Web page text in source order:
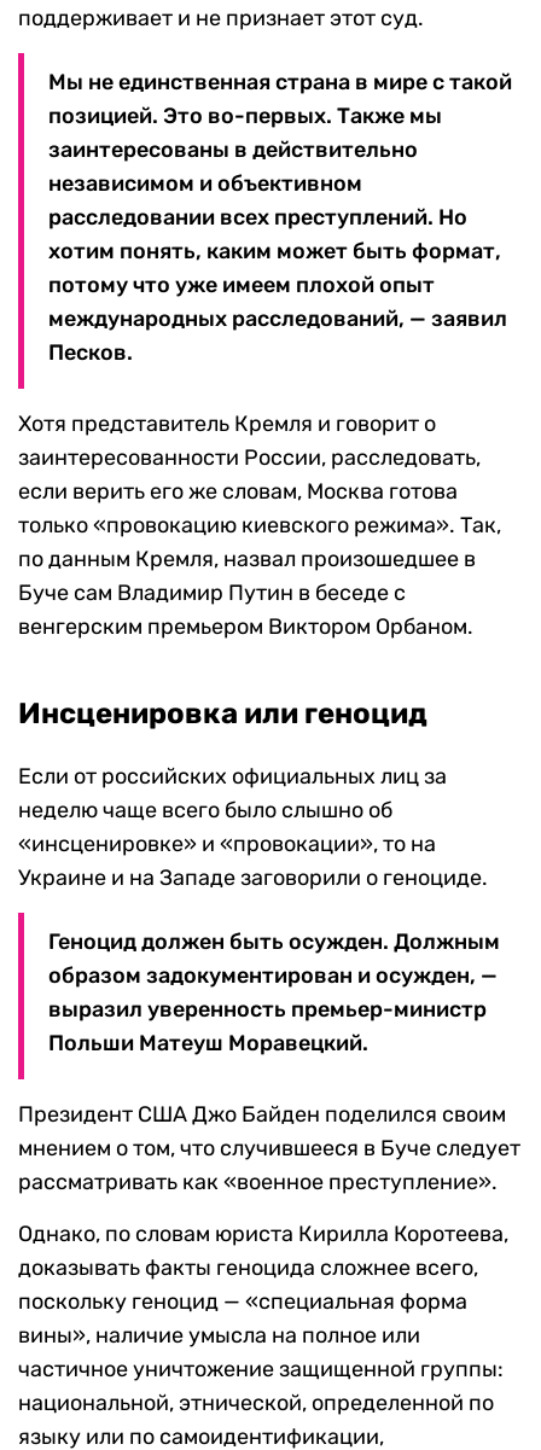
поддерживает и не признает этот суд.
Мы не единственная страна в мире с такой
позицией. Это во-первых. Также мы
заинтересованы в действительно
независимом и объективном
расследовании всех преступлений. Но
хотим понять, каким может быть формат,
потому что уже имеем плохой опыт
международных расследований, — заявил
Песков.
Хотя представитель Кремля и говорит о
заинтересованности России, расследовать,
если верить его же словам, Москва готова
только «провокацию киевского режима». Так,
по данным Кремля, назвал произошедшее в
Буче сам Владимир Путин в беседе с
венгерским премьером Виктором Орбаном.
Инсценировка или геноцид
Если от российских официальных лиц за
неделю чаще всего было слышно об
«инсценировке» и «провокации», то на
Украине и на Западе заговорили о геноциде.
Геноцид должен быть осужден. Должным
образом задокументирован и осужден, —
выразил уверенность премьер-министр
Польши Матеуш Моравецкий.
Президент США Джо Байден поделился своим
мнением о том, что случившееся в Буче следует
рассматривать как «военное преступление».
Однако, по словам юриста Кирилла Коротеева,
доказывать факты геноцида сложнее всего,
поскольку геноцид — «специальная форма
вины», наличие умысла на полное или
частичное уничтожение защищенной группы:
национальной, этнической, определенной по
языку или по самоидентификации,